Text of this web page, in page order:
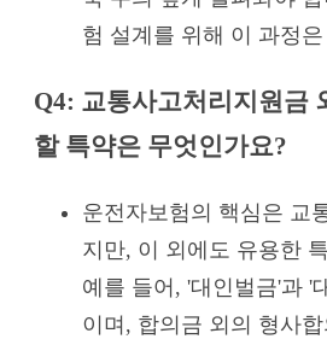
험 설계를 위해 이 과정
Q4: 교통사고처리지원금
할 특약은 무엇인가요?
운전자보험의 핵심은 교
지만, 이 외에도 유용한
예를 들어, '대인벌금'과 '
이며, 합의금 외의 형사